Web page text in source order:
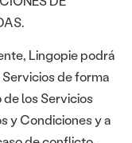
Lingopie podrá
de forma
los Servicios
y Condiciones y a